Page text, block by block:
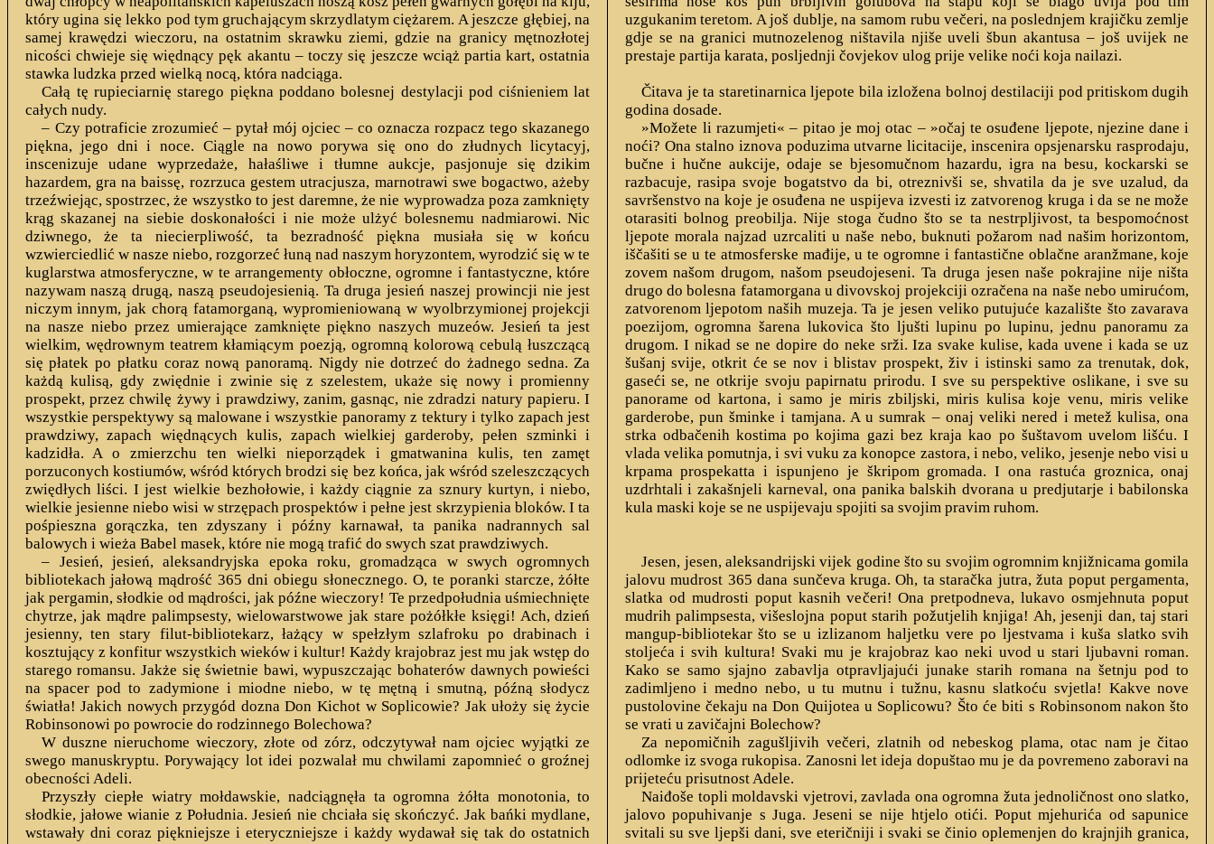
który ugina się lekko pod tym gruchającym skrzydlatym ciężarem. A jeszcze głębiej, na
samej krawędzi wieczoru, na ostatnim skrawku ziemi, gdzie na granicy mętnozłotej
nicości chwieje się więdnący pęk akantu – toczy się jeszcze wciąż partia kart, ostatnia
stawka ludzka przed wielką nocą, która nadciąga.
uzgukanim teretom. A još dublje, na samom rubu večeri, na poslednjem krajičku zemlje
gdje se na granici mutnozelenog ništavila njiše uveli šbun akantusa – još uvijek ne
prestaje partija karata, posljednji čovjekov ulog prije velike noći koja nailazi.
Całą tę rupieciarnię starego piękna poddano bolesnej destylacji pod ciśnieniem lat
całych nudy.
Čitava je ta staretinarnica ljepote bila izložena bolnoj destilaciji pod pritiskom dugih
godina dosade.
– Czy potraficie zrozumieć – pytał mój ojciec – co oznacza rozpacz tego skazanego
piękna, jego dni i noce. Ciągle na nowo porywa się ono do złudnych licytacyj,
inscenizuje udane wyprzedaże, hałaśliwe i tłumne aukcje, pasjonuje się dzikim
hazardem, gra na baissę, rozrzuca gestem utracjusza, marnotrawi swe bogactwo, ażeby
trzeźwiejąc, spostrzec, że wszystko to jest daremne, że nie wyprowadza poza zamknięty
krąg skazanej na siebie doskonałości i nie może ulżyć bolesnemu nadmiarowi. Nic
dziwnego, że ta niecierpliwość, ta bezradność piękna musiała się w końcu
wzwierciedlić w nasze niebo, rozgorzeć łuną nad naszym horyzontem, wyrodzić się w te
kuglarstwa atmosferyczne, w te arrangementy obłoczne, ogromne i fantastyczne, które
nazywam naszą drugą, naszą pseudojesienią. Ta druga jesień naszej prowincji nie jest
niczym innym, jak chorą fatamorganą, wypromieniowaną w wyolbrzymionej projekcji
na nasze niebo przez umierające zamknięte piękno naszych muzeów. Jesień ta jest
wielkim, wędrownym teatrem kłamiącym poezją, ogromną kolorową cebulą łuszczącą
się płatek po płatku coraz nową panoramą. Nigdy nie dotrzeć do żadnego sedna. Za
każdą kulisą, gdy zwiędnie i zwinie się z szelestem, ukaże się nowy i promienny
prospekt, przez chwilę żywy i prawdziwy, zanim, gasnąc, nie zdradzi natury papieru. I
wszystkie perspektywy są malowane i wszystkie panoramy z tektury i tylko zapach jest
prawdziwy, zapach więdnących kulis, zapach wielkiej garderoby, pełen szminki i
kadzidła. A o zmierzchu ten wielki nieporządek i gmatwanina kulis, ten zamęt
porzuconych kostiumów, wśród których brodzi się bez końca, jak wśród szeleszczących
zwiędłych liści. I jest wielkie bezhołowie, i każdy ciągnie za sznury kurtyn, i niebo,
wielkie jesienne niebo wisi w strzępach prospektów i pełne jest skrzypienia bloków. I ta
pośpieszna gorączka, ten zdyszany i późny karnawał, ta panika nadrannych sal
balowych i wieża Babel masek, które nie mogą trafić do swych szat prawdziwych.
»Možete li razumjeti« – pitao je moj otac – »očaj te osuđene ljepote, njezine dane i
noći? Ona stalno iznova poduzima utvarne licitacije, inscenira opsjenarsku rasprodaju,
bučne i hučne aukcije, odaje se bjesomučnom hazardu, igra na besu, kockarski se
razbacuje, rasipa svoje bogatstvo da bi, otreznivši se, shvatila da je sve uzalud, da
savršenstvo na koje je osuđena ne uspijeva izvesti iz zatvorenog kruga i da se ne može
otarasiti bolnog preobilja. Nije stoga čudno što se ta nestrpljivost, ta bespomoćnost
ljepote morala najzad uzrcaliti u naše nebo, buknuti požarom nad našim horizontom,
iščašiti se u te atmosferske mađije, u te ogromne i fantastične oblačne aranžmane, koje
zovem našom drugom, našom pseudojeseni. Ta druga jesen naše pokrajine nije ništa
drugo do bolesna fatamorgana u divovskoj projekciji ozračena na naše nebo umirućom,
zatvorenom ljepotom naših muzeja. Ta je jesen veliko putujuće kazalište što zavarava
poezijom, ogromna šarena lukovica što ljušti lupinu po lupinu, jednu panoramu za
drugom. I nikad se ne dopire do neke srži. Iza svake kulise, kada uvene i kada se uz
šušanj svije, otkrit će se nov i blistav prospekt, živ i istinski samo za trenutak, dok,
gaseći se, ne otkrije svoju papirnatu prirodu. I sve su perspektive oslikane, i sve su
panorame od kartona, i samo je miris zbiljski, miris kulisa koje venu, miris velike
garderobe, pun šminke i tamjana. A u sumrak – onaj veliki nered i metež kulisa, ona
strka odbačenih kostima po kojima gazi bez kraja kao po šuštavom uvelom lišću. I
vlada velika pomutnja, i svi vuku za konopce zastora, i nebo, veliko, jesenje nebo visi u
krpama prospekatta i ispunjeno je škripom gromada. I ona rastuća groznica, onaj
uzdrhtali i zakašnjeli karneval, ona panika balskih dvorana u predjutarje i babilonska
kula maski koje se ne uspijevaju spojiti sa svojim pravim ruhom.
– Jesień, jesień, aleksandryjska epoka roku, gromadząca w swych ogromnych
bibliotekach jałową mądrość 365 dni obiegu słonecznego. O, te poranki starcze, żółte
jak pergamin, słodkie od mądrości, jak późne wieczory! Te przedpołudnia uśmiechnięte
chytrze, jak mądre palimpsesty, wielowarstwowe jak stare pożółkłe księgi! Ach, dzień
jesienny, ten stary filut-bibliotekarz, łażący w spełzłym szlafroku po drabinach i
kosztujący z konfitur wszystkich wieków i kultur! Każdy krajobraz jest mu jak wstęp do
starego romansu. Jakże się świetnie bawi, wypuszczając bohaterów dawnych powieści
na spacer pod to zadymione i miodne niebo, w tę mętną i smutną, późną słodycz
światła! Jakich nowych przygód dozna Don Kichot w Soplicowie? Jak ułoży się życie
Robinsonowi po powrocie do rodzinnego Bolechowa?
Jesen, jesen, aleksandrijski vijek godine što su svojim ogromnim knjižnicama gomila
jalovu mudrost 365 dana sunčeva kruga. Oh, ta staračka jutra, žuta poput pergamenta,
slatka od mudrosti poput kasnih večeri! Ona pretpodneva, lukavo osmjehnuta poput
mudrih palimpsesta, višeslojna poput starih požutjelih knjiga! Ah, jesenji dan, taj stari
mangup-bibliotekar što se u izlizanom haljetku vere po ljestvama i kuša slatko svih
stoljeća i svih kultura! Svaki mu je krajobraz kao neki uvod u stari ljubavni roman.
Kako se samo sjajno zabavlja otpravljajući junake starih romana na šetnju pod to
zadimljeno i medno nebo, u tu mutnu i tužnu, kasnu slatkoću svjetla! Kakve nove
pustolovine čekaju na Don Quijotea u Soplicowu? Što će biti s Robinsonom nakon što
se vrati u zavičajni Bolechow?
W duszne nieruchome wieczory, złote od zórz, odczytywał nam ojciec wyjątki ze
swego manuskryptu. Porywający lot idei pozwalał mu chwilami zapomnieć o groźnej
obecności Adeli.
Za nepomičnih zagušljivih večeri, zlatnih od nebeskog plama, otac nam je čitao
odlomke iz svoga rukopisa. Zanosni let ideja dopuštao mu je da povremeno zaboravi na
prijeteću prisutnost Adele.
Przyszły ciepłe wiatry mołdawskie, nadciągnęła ta ogromna żółta monotonia, to
słodkie, jałowe wianie z Południa. Jesień nie chciała się skończyć. Jak bańki mydlane,
wstawały dni coraz piękniejsze i eteryczniejsze i każdy wydawał się tak do ostatnich
Naiđoše topli moldavski vjetrovi, zavlada ona ogromna žuta jednoličnost ono slatko,
jalovo popuhivanje s Juga. Jeseni se nije htjelo otići. Poput mjehurića od sapunice
svitali su sve ljepši dani, sve eteričniji i svaki se činio oplemenjen do krajnjih granica,